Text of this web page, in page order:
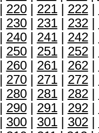
220| 221| 222|
230| 231| 232|
240| 241| 242|
250| 251| 252|
260| 261| 262|
270| 271| 272|
280| 281| 282|
290| 291| 292|
300| 301| 302|